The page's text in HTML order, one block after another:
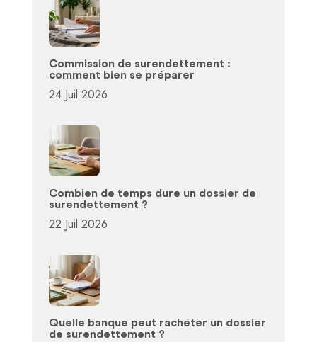
Commission de surendettement :
comment bien se préparer
24 Juil 2026
Combien de temps dure un dossier de
surendettement ?
22 Juil 2026
Quelle banque peut racheter un dossier
de surendettement ?